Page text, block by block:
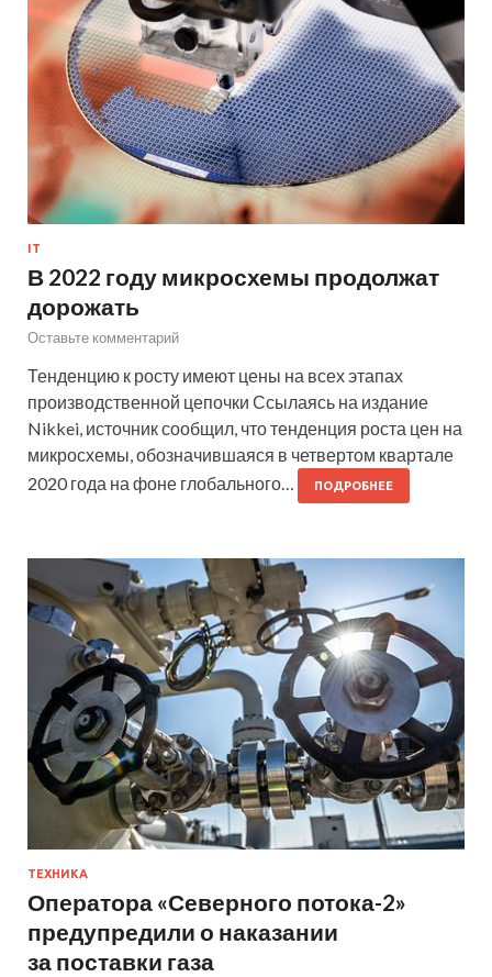
IT
В 2022 году микросхемы продолжат
дорожать
Оставьте комментарий
Тенденцию к росту имеют цены на всех этапах
производственной цепочки Ссылаясь на издание
Nikkei, источник сообщил, что тенденция роста цен на
микросхемы, обозначившаяся в четвертом квартале
2020 года на фоне глобального…
ПОДРОБНЕЕ
ТЕХНИКА
Оператора «Северного потока-2»
предупредили о наказании
за поставки газа